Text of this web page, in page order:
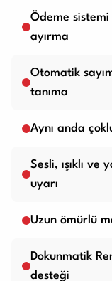
Ödeme
ayırma
Otomatik
tanıma
Aynı anda
Sesli, ışıklı ve
uyarı
Uzun ömürlü
Dokunmatik
desteği